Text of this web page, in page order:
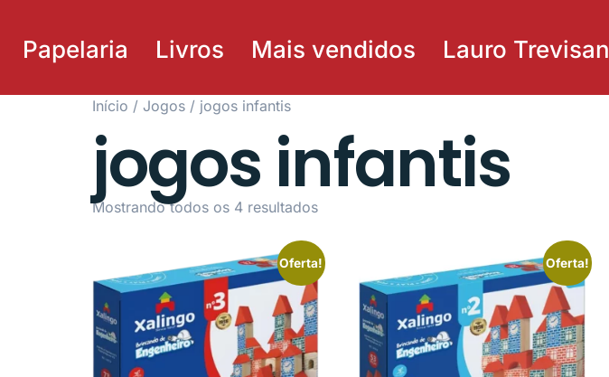
Papelaria Livros Mais vendidos Lauro Trevisan
Início / Jogos / jogos infantis
jogos infantis
Mostrando todos os 4 resultados
Oferta! Oferta!